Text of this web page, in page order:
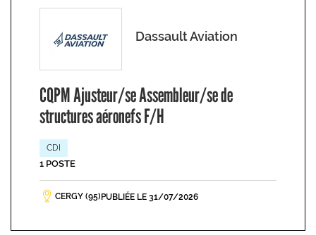
Dassault Aviation
CQPM Ajusteur/se Assembleur/se de
structures aéronefs F/H
CDI
1 POSTE
CERGY (95) PUBLIÉE LE 31/07/2026